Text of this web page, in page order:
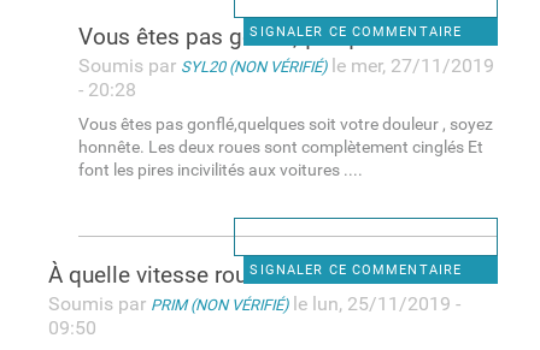
SIGNALER CE COMMENTAIRE
Vous êtes pas gonflé,quelques
Soumis par SYL20 (NON VÉRIFIÉ)le mer, 27/11/2019
- 20:28
Vous êtes pas gonflé,quelques soit votre douleur , soyez
honnête. Les deux roues sont complètement cinglés Et
font les pires incivilités aux voitures ....
SIGNALER CE COMMENTAIRE
À quelle vitesse roulait la
Soumis par PRIM (NON VÉRIFIÉ)le lun, 25/11/2019 -
09:50